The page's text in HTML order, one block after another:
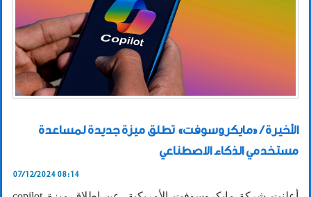
الأخيرة / «مايكروسوفت» تطلق ميزة جديدة لمساعدة
مستخدمي الذكاء الاصطناعي
07/12/2024 08:14